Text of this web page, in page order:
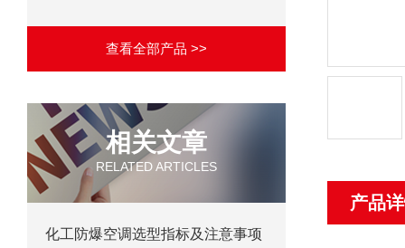
查看全部产品 >>
相关文章
RELATED ARTICLES
化工防爆空调选型指标及注意事项
产品